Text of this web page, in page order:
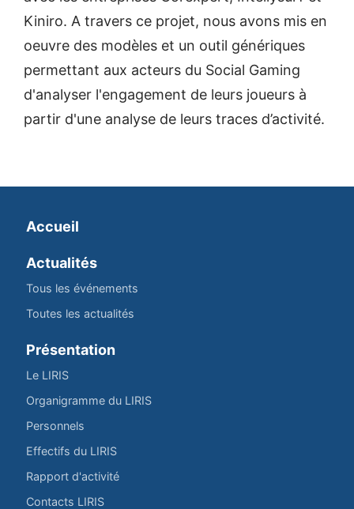
Kiniro. A travers ce projet, nous avons mis en
oeuvre des modèles et un outil génériques
permettant aux acteurs du Social Gaming
d'analyser l'engagement de leurs joueurs à
partir d'une analyse de leurs traces d’activité.
Accueil
Actualités
Tous les événements
Toutes les actualités
Présentation
Le LIRIS
Organigramme du LIRIS
Personnels
Effectifs du LIRIS
Rapport d'activité
Contacts LIRIS